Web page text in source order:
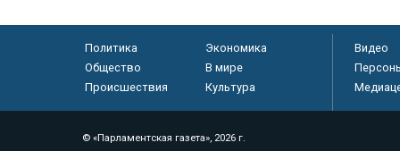
Политика
Экономика
Общество
В мире
Происшествия
Культура
Видео
© «Парламентская газета», 2026 г.